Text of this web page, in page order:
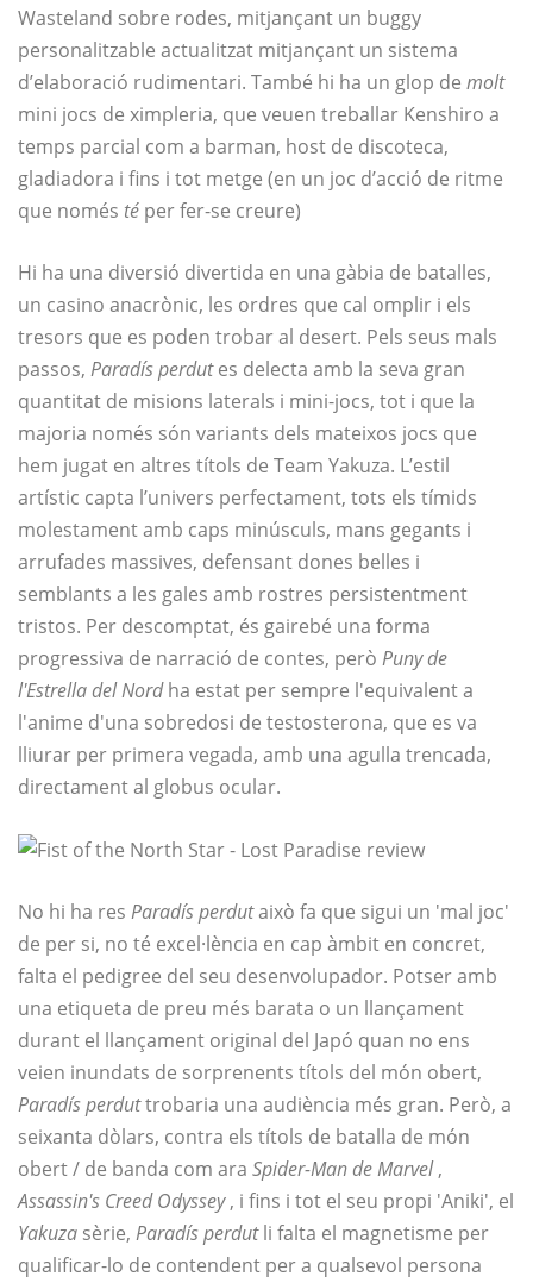
Wasteland sobre rodes, mitjançant un buggy
personalitzable actualitzat mitjançant un sistema
d’elaboració rudimentari. També hi ha un glop de molt
mini jocs de ximpleria, que veuen treballar Kenshiro a
temps parcial com a barman, host de discoteca,
gladiadora i fins i tot metge (en un joc d’acció de ritme
que només té per fer-se creure)
Hi ha una diversió divertida en una gàbia de batalles,
un casino anacrònic, les ordres que cal omplir i els
tresors que es poden trobar al desert. Pels seus mals
passos, Paradís perdutes delecta amb la seva gran
quantitat de misions laterals i mini-jocs, tot i que la
majoria només són variants dels mateixos jocs que
hem jugat en altres títols de Team Yakuza. L’estil
artístic capta l’univers perfectament, tots els tímids
molestament amb caps minúsculs, mans gegants i
arrufades massives, defensant dones belles i
semblants a les gales amb rostres persistentment
tristos. Per descomptat, és gairebé una forma
progressiva de narració de contes, però Puny de
l'Estrella del Nordha estat per sempre l'equivalent a
l'anime d'una sobredosi de testosterona, que es va
lliurar per primera vegada, amb una agulla trencada,
directament al globus ocular.
No hi ha res Paradís perdutaixò fa que sigui un 'mal joc'
de per si, no té excel·lència en cap àmbit en concret,
falta el pedigree del seu desenvolupador. Potser amb
una etiqueta de preu més barata o un llançament
durant el llançament original del Japó quan no ens
veien inundats de sorprenents títols del món obert,
Paradís perduttrobaria una audiència més gran. Però, a
seixanta dòlars, contra els títols de batalla de món
obert / de banda com ara Spider-Man de Marvel,
Assassin's Creed Odyssey, i fins i tot el seu propi 'Aniki', el
Yakuza sèrie, Paradís perdutli falta el magnetisme per
qualificar-lo de contendent per a qualsevol persona